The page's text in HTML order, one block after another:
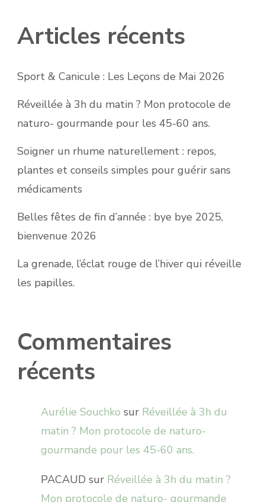
Articles récents
Sport & Canicule : Les Leçons de Mai 2026
Réveillée à 3h du matin ? Mon protocole de
naturo- gourmande pour les 45-60 ans.
Soigner un rhume naturellement : repos,
plantes et conseils simples pour guérir sans
médicaments
Belles fêtes de fin d’année : bye bye 2025,
bienvenue 2026
La grenade, l’éclat rouge de l’hiver qui réveille
les papilles.
Commentaires
récents
Aurélie Souchko sur Réveillée à 3h du
matin ? Mon protocole de naturo-
gourmande pour les 45-60 ans.
PACAUD sur Réveillée à 3h du matin ?
Mon protocole de naturo- gourmande